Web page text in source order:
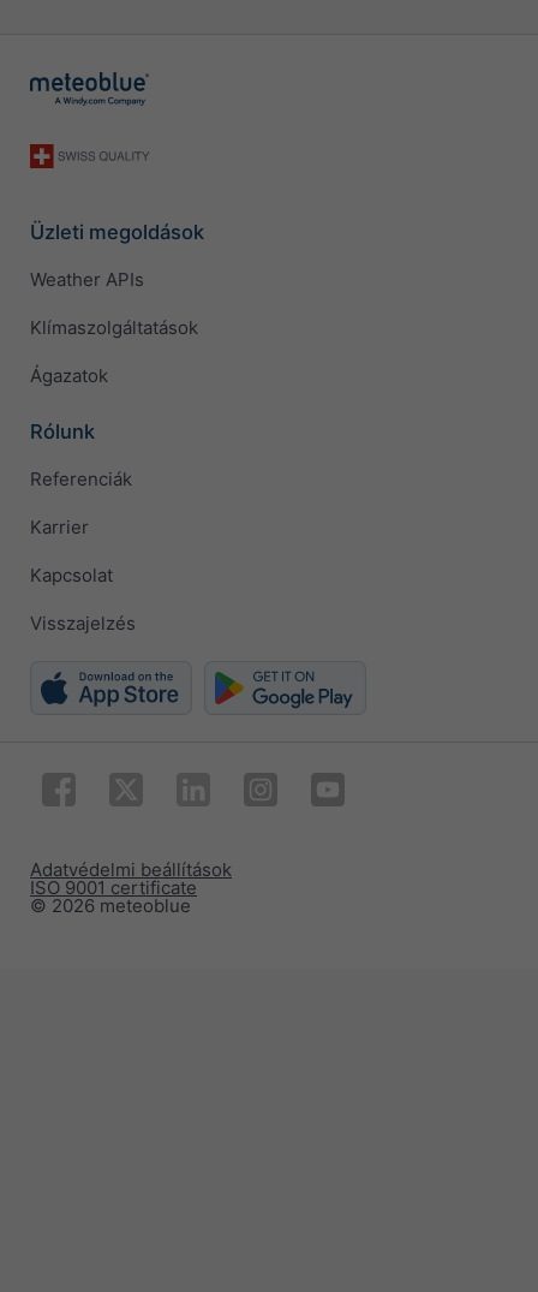
Üzleti megoldások
Weather APIs
Klímaszolgáltatások
Ágazatok
Rólunk
Referenciák
Karrier
Kapcsolat
Visszajelzés
© 2026 meteoblue
ISO 9001 certificate
Adatvédelmi beállítások